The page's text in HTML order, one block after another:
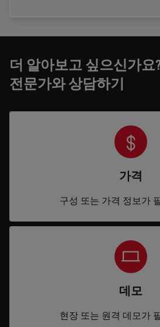
더 알아보고 싶으신가요
전문가와 상담하기
가격
구성 또는 가격 정보가
데모
현장 또는 원격 데모가